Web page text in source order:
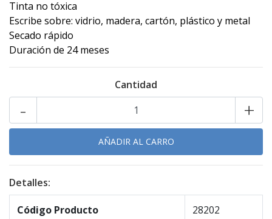
Tinta no tóxica
Escribe sobre: vidrio, madera, cartón, plástico y metal
Secado rápido
Duración de 24 meses
Cantidad
+
-
Detalles:
Código Producto 28202